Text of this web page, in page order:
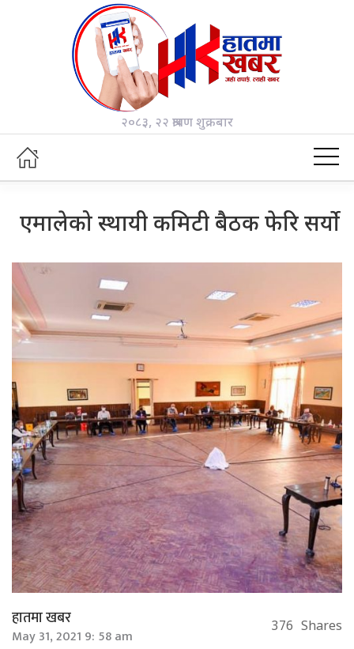
२०८३, २२ श्रावण शुक्रबार
एमालेको स्थायी कमिटी बैठक फेरि सर्यो
हातमा खबर
May 31, 2021 9: 58 am 376 Shares